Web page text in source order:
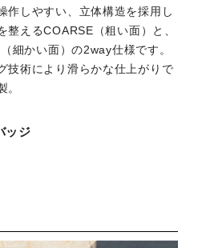
作しやすい、立体構造を採用し
整えるCOARSE（粗い面）と、
細かい面）の2way仕様です。
技術により滑らかな仕上がりで
。
ッジ